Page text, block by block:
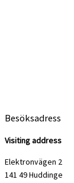
Besöksadress
Visiting address
Elektronvägen 2
141 49 Huddinge